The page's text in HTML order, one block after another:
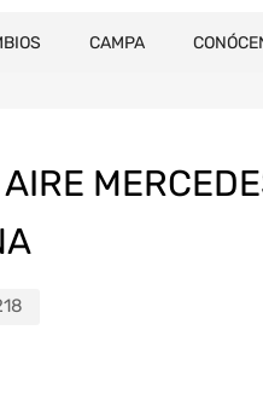
CAMPA
AIRE